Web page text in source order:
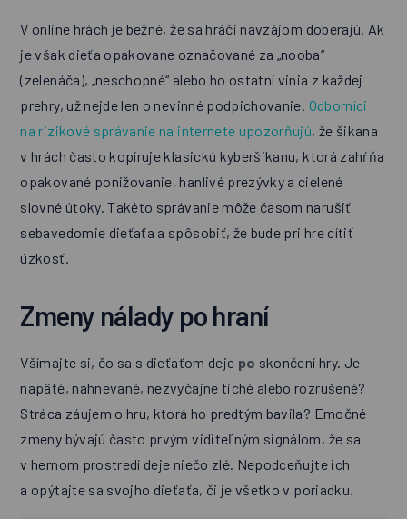
V online hrách je bežné, že sa hráči navzájom doberajú. Ak
je však dieťa opakovane označované za „nooba“
(zelenáča), „neschopné“ alebo ho ostatní vinia z každej
prehry, už nejde len o nevinné podpichovanie. Odborníci
na rizikové správanie na internete upozorňujú, že šikana
v hrách často kopíruje klasickú kyberšikanu, ktorá zahŕňa
opakované ponižovanie, hanlivé prezývky a cielené
slovné útoky. Takéto správanie môže časom narušiť
sebavedomie dieťaťa a spôsobiť, že bude pri hre cítiť
úzkosť.
Zmeny nálady po hraní
Všímajte si, čo sa s dieťaťom deje po skončení hry. Je
napäté, nahnevané, nezvyčajne tiché alebo rozrušené?
Stráca záujem o hru, ktorá ho predtým bavila? Emočné
zmeny bývajú často prvým viditeľným signálom, že sa
v hernom prostredí deje niečo zlé. Nepodceňujte ich
a opýtajte sa svojho dieťaťa, či je všetko v poriadku.